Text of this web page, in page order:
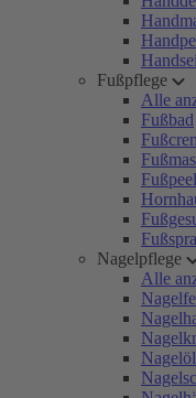
Fußpflege
Alle
Fußbad
Nagelpflege
Alle